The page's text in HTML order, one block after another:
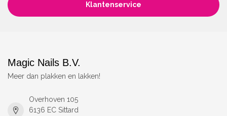
Klantenservice
Magic Nails B.V.
Meer dan plakken en lakken!
Overhoven 105
6136 EC Sittard